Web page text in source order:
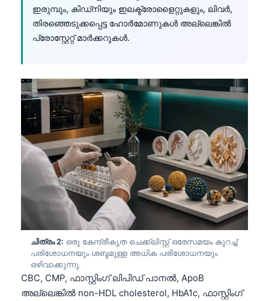
ഇരുമ്പും, കിഡ്നിയും ഇലക്ട്രോളൈറ്റുകളും, ലിവർ,
തിരഞ്ഞെടുക്കപ്പെട്ട ഹോർമോണുകൾ അല്ലെങ്കിൽ
പ്രോസ്റ്റേറ്റ് മാർക്കറുകൾ.
ചിത്രം 2: ഒരു കേന്ദ്രീകൃത ചെക്ക്ലിസ്റ്റ് ഒരേസമയം കുറച്ച്
പരിശോധനയും ശബ്ദമുള്ള അധിക പരിശോധനയും
ഒഴിവാക്കുന്നു.
CBC, CMP, ഫാസ്റ്റിംഗ് ലിപിഡ് പാനൽ, ApoB
അല്ലെങ്കിൽ non-HDL cholesterol, HbA1c, ഫാസ്റ്റിംഗ്